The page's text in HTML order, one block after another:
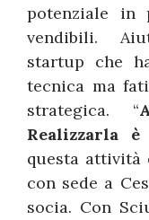
potenziale in
vendibili.
startup che
tecnica ma
strategica. “
Realizzarla è
questa attività
con sede a
socia. Con